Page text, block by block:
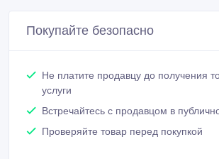
Покупайте безопасно
Не платите продавцу до получения
услуги
Встречайтесь с продавцом в
Проверяйте товар перед покупкой